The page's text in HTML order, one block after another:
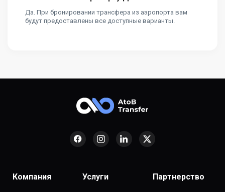
Да. При бронировании трансфера из аэропорта вам
будут предоставлены все доступные варианты.
Компания Услуги Партнерство